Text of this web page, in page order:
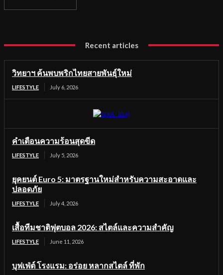
Recent articles
วิทยาฯ ค้นพบพริกไทยสายพันธุ์ใหม่
LIFESTYLE July 6, 2026
คำเตือนความร้อนสุดขีด
LIFESTYLE July 5, 2026
ยุคยนต์ Euro 5: มาตรฐานใหม่สำหรับความสะอาดและ
ปลอดภัย
LIFESTYLE July 4, 2026
เสื้อทีมชาติฟุตบอล 2026: สไตล์และความสำคัญ
LIFESTYLE June 11, 2026
บุฟเฟ่ต์ โรงแรม: อร่อย หลากสไตล์ ที่พัก